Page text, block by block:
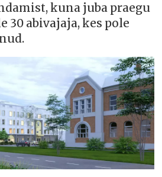
kuna juba praegu
30 abivajaja, kes pole